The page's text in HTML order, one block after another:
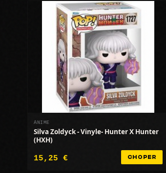
ANIME
Silva Zoldyck - Vinyle- Hunter X Hunter
(HXH)
15,25 € CHOPER